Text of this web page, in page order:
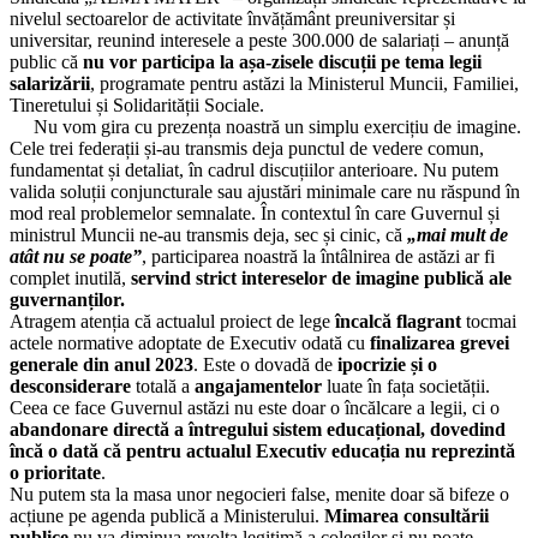
17.04.2024
Biroul Executiv S.I.P. Județul Hunedoara
08.04.2024
Consiliul de administrație al I.S.J. Hunedoara
01.04.2024
Consiliul de administrație al I.S.J. Hunedoara
27.03.2024
Conferința anuală a C.A.R. (I.F.N.) S.I.P. Județul Hunedoara
27.03.2024
Consiliul Liderilor S.I.P. Județul Hunedoara
25.03.2024
Consiliul de administrație al I.S.J. Hunedoara
22.03.2024
Consiliul de administrație al I.S.J. Hunedoara
21.03.2024
Ședința cu directorii unităților de învățământ preuniversitar din județul
Hunedoara
nivelul sectoarelor de activitate învățământ preuniversitar și
universitar, reunind interesele a peste 300.000 de salariați – anunță
public că nu vor participa la așa-zisele discuții pe tema legii
salarizării, programate pentru astăzi la Ministerul Muncii, Familiei,
Tineretului și Solidarității Sociale.
Nu vom gira cu prezența noastră un simplu exercițiu de imagine.
Cele trei federații și-au transmis deja punctul de vedere comun,
fundamentat și detaliat, în cadrul discuțiilor anterioare. Nu putem
valida soluții conjuncturale sau ajustări minimale care nu răspund în
mod real problemelor semnalate. În contextul în care Guvernul și
ministrul Muncii ne-au transmis deja, sec și cinic, că „mai mult de
atât nu se poate”, participarea noastră la întâlnirea de astăzi ar fi
complet inutilă, servind strict intereselor de imagine publică ale
guvernanților.
Atragem atenția că actualul proiect de legeîncalcă flagrant tocmai
actele normative adoptate de Executiv odată cu finalizarea grevei
generale din anul 2023. Este o dovadă de ipocrizie și o
desconsiderare totală a angajamentelor luate în fața societății.
Ceea ce face Guvernul astăzi nu este doar o încălcare a legii, ci o
abandonare directă a întregului sistem educațional, dovedind
încă o dată că pentru actualul Executiv educația nu reprezintă
o prioritate.
Nu putem sta la masa unor negocieri false, menite doar să bifeze o
acțiune pe agenda publică a Ministerului. Mimarea consultării